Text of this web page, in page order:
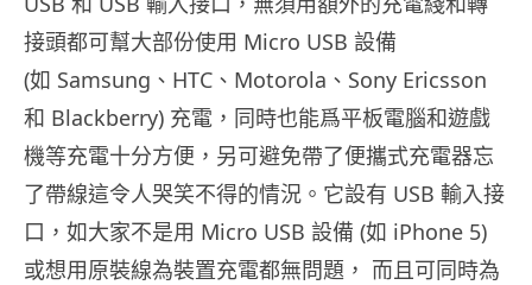
接頭都可幫大部份使用 Micro USB 設備
(如 Samsung、HTC、Motorola、Sony Ericsson
和 Blackberry) 充電，同時也能爲平板電腦和遊戲
機等充電十分方便，另可避免帶了便攜式充電器忘
了帶線這令人哭笑不得的情況。它設有 USB 輸入接
口，如大家不是用 Micro USB 設備 (如 iPhone 5)
或想用原裝線為裝置充電都無問題， 而且可同時為